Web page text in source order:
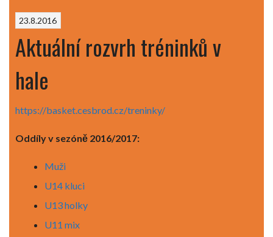
23.8.2016
Aktuální rozvrh tréninků v
hale
https://basket.cesbrod.cz/treninky/
Oddíly v sezóně 2016/2017:
Muži
U14 kluci
U13 holky
U11 mix